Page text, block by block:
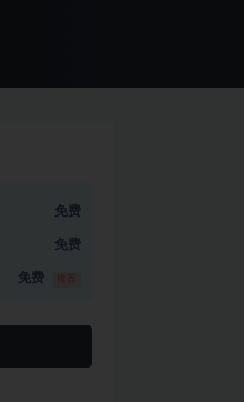
免费
免费
免费